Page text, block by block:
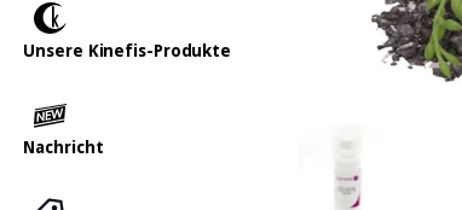
Unsere Kinefis-Produkte
Nachricht